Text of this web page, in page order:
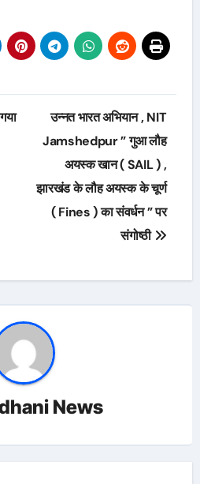
उन्नत भारत अभियान , NIT
Jamshedpur ” गुआ लौह
अयस्क खान ( SAIL ) ,
झारखंड के लौह अयस्क के चूर्ण
( Fines ) का संवर्धन ” पर
संगोष्ठी
News